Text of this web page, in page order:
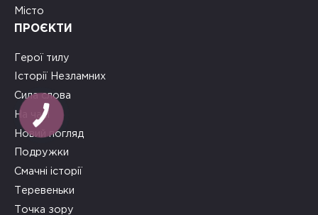
Місто
ПРОЄКТИ
Герої тилу
Історії Незламних
Сила слова
На часі
Новий погляд
Подружки
Смачні історії
Теревеньки
Точка зору